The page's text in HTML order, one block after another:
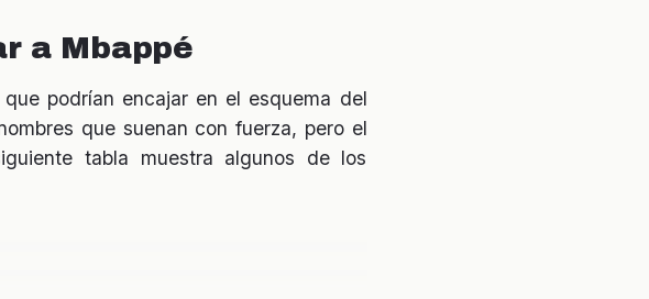
a Mbappé
podrían encajar en el esquema del
que suenan con fuerza, pero el
tabla muestra algunos de los